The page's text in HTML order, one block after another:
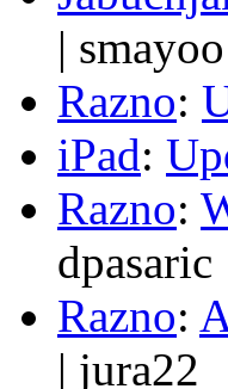
| smayoo
Razno:
iPad:
Razno:
dpasaric
Razno:
| jura22